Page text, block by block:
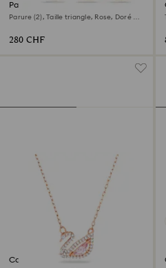
Parure Una Angelic
Parure (2), Taille triangle, Rose, Doré à
280 CHF
Collier Swan